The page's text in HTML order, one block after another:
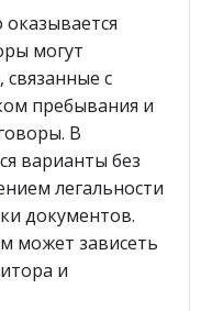
могут
с
пребывания и
В
варианты без
легальности
документов.
может зависеть
и